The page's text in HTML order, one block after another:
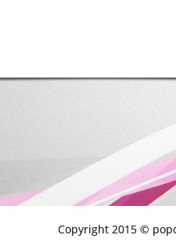
Copyright 2015 ©